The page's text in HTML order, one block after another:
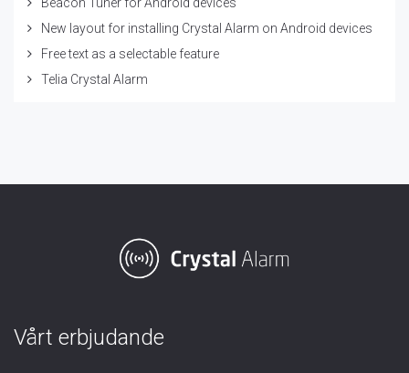
Beacon Tuner for Android devices
New layout for installing Crystal Alarm on Android devices
Free text as a selectable feature
Telia Crystal Alarm
Vårt erbjudande